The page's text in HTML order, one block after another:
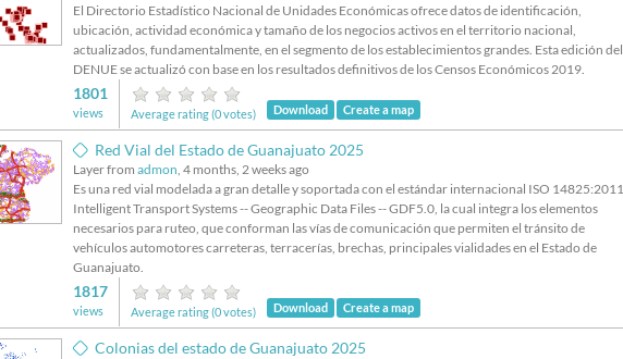
El Directorio Estadístico Nacional de Unidades Económicas ofrece datos de identificación,
ubicación, actividad económica y tamaño de los negocios activos en el territorio nacional,
actualizados, fundamentalmente, en el segmento de los establecimientos grandes. Esta edición del
DENUE se actualizó con base en los resultados definitivos de los Censos Económicos 2019.
1801
views Average rating (0 votes) Download Create a map
Red Vial del Estado de Guanajuato 2025
Layer from admon , 4 months, 2 weeks ago
Es una red vial modelada a gran detalle y soportada con el estándar internacional ISO 14825:2011
Intelligent Transport Systems -- Geographic Data Files -- GDF5.0, la cual integra los elementos
necesarios para ruteo, que conforman las vías de comunicación que permiten el tránsito de
vehículos automotores carreteras, terracerías, brechas, principales vialidades en el Estado de
Guanajuato.
1817
views Average rating (0 votes) Download Create a map
Colonias del estado de Guanajuato 2025